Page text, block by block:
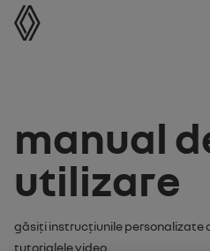
manual de utilizare
manual de
utilizare
Găsiți instrucțiunile personalizate ale vehiculului dvs. și
tutorialele video.